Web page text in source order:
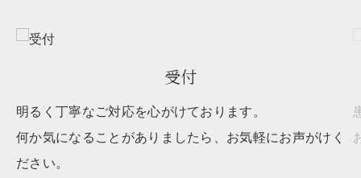
受付
明るく丁寧なご対応を心がけております。
何か気になることがありましたら、お気軽にお声がけく
ださい。